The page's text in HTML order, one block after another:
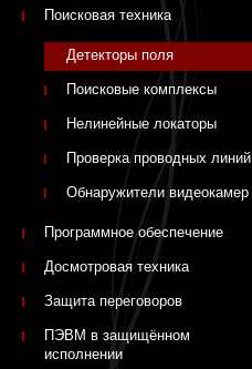
Поисковая техника
Детекторы поля
Поисковые комплексы
Нелинейные локаторы
Проверка проводных линий
Обнаружители видеокамер
Программное обеспечение
Досмотровая техника
Защита переговоров
ПЭВМ в защищённом
исполнении